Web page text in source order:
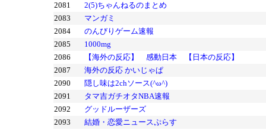
2081
2(5)ちゃんねるのまとめ
2083
マンガミ
2084
のんびりゲーム速報
2085
1000mg
2086
【海外の反応】 感動日本 【日本の反応】
2087
海外の反応 かいじゃぱ
2090
隠し味は2chソース(^ω^)
2091
タマ吉ガチオタNBA速報
2092
グッドルーザーズ
2093
結婚・恋愛ニュースぷらす